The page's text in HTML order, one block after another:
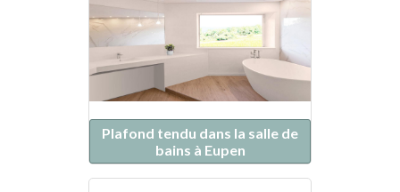
Plafond tendu dans la salle de
bains à Eupen